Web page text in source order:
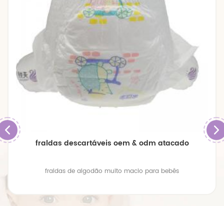
fraldas descartáveis ​​oem & odm atacado
fraldas de algodão muito macio para bebês